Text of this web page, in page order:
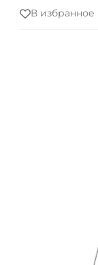
В избранное